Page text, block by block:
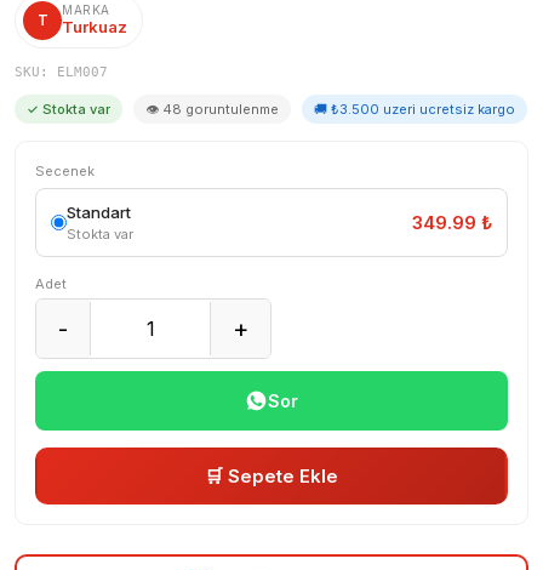
T
MARKA
Turkuaz
SKU: ELM007
✓ Stokta var 👁 48 goruntulenme 🚚 ₺3.500 uzeri ucretsiz kargo
Secenek
Standart
Stokta var
349.99 ₺
Adet
- +
Sor
🛒 Sepete Ekle